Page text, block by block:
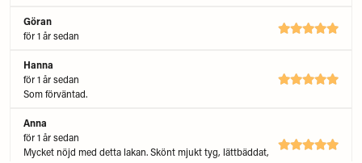
Göran
för 1 år sedan
Hanna
för 1 år sedan
Som förväntad.
Anna
för 1 år sedan
Mycket nöjd med detta lakan. Skönt mjukt tyg, lättbäddat,